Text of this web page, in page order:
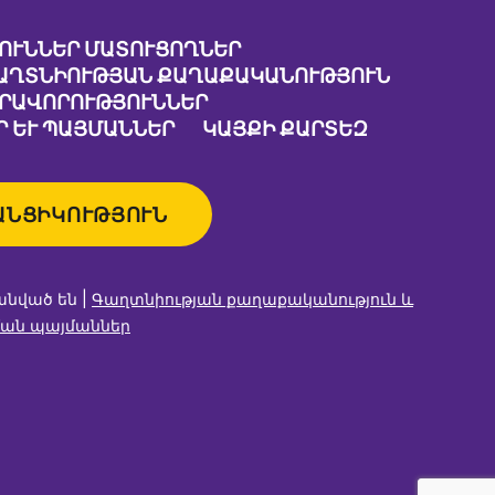
ՄԱՏՈՒՑՈՂՆԵՐ
ՔԱՂԱՔԱԿԱՆՈՒԹՅՈՒՆ
ԵՒ ՊԱՅՄԱՆՆԵՐ
ԿԱՅՔԻ ՔԱՐՏԵԶ
են | Գաղտնիության քաղաքականություն և
պայմաններ